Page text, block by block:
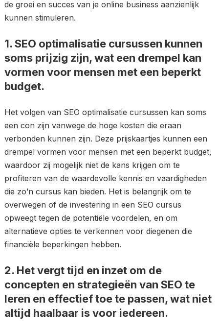
de groei en succes van je online business aanzienlijk
kunnen stimuleren.
1. SEO optimalisatie cursussen kunnen
soms prijzig zijn, wat een drempel kan
vormen voor mensen met een beperkt
budget.
Het volgen van SEO optimalisatie cursussen kan soms
een con zijn vanwege de hoge kosten die eraan
verbonden kunnen zijn. Deze prijskaartjes kunnen een
drempel vormen voor mensen met een beperkt budget,
waardoor zij mogelijk niet de kans krijgen om te
profiteren van de waardevolle kennis en vaardigheden
die zo’n cursus kan bieden. Het is belangrijk om te
overwegen of de investering in een SEO cursus
opweegt tegen de potentiële voordelen, en om
alternatieve opties te verkennen voor diegenen die
financiële beperkingen hebben.
2. Het vergt tijd en inzet om de
concepten en strategieën van SEO te
leren en effectief toe te passen, wat niet
altijd haalbaar is voor iedereen.